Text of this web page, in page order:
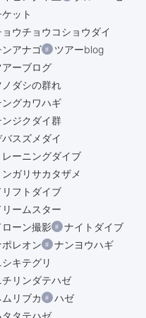
ット
ョウチョウコショウダイ
ンアナゴ
ツアーblog
アーブログ
ノダシの群れ
ングカワハギ
ンジクダイ群
スズメダイ
レーニングダイブ
ンガリサカタザメ
リフトダイブ
リームスター
ローン撮影
ナイトダイブ
ポレオン
ナンヨウハギ
シキテグリ
チリンダテハゼ
ムリブカ
ハゼ
タタテハゼ